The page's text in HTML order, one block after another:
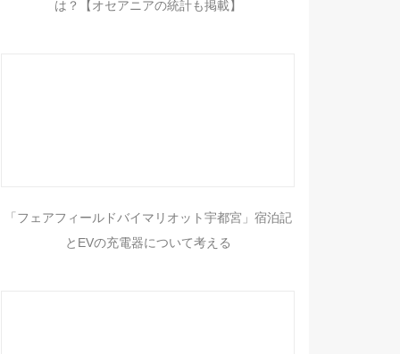
は？【オセアニアの統計も掲載】
「フェアフィールドバイマリオット宇都宮」宿泊記
とEVの充電器について考える